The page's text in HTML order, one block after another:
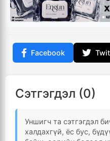
Facebook
Сэтгэгдэл (0)
Уншигч та сэтгэгдэл
халдахгүй, ёс бус,